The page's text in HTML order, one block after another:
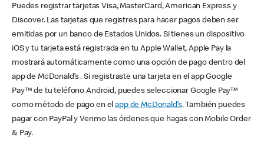
Puedes registrar tarjetas Visa, MasterCard, American Express y
Discover. Las tarjetas que registres para hacer pagos deben ser
emitidas por un banco de Estados Unidos. Si tienes un dispositivo
iOS y tu tarjeta está registrada en tu Apple Wallet, Apple Pay la
mostrará automáticamente como una opción de pago dentro del
app de McDonald’s . Si registraste una tarjeta en el app Google
Pay™ de tu teléfono Android, puedes seleccionar Google Pay™
como método de pago en elapp de McDonald’s. También puedes
pagar con PayPal y Venmo las órdenes que hagas con Mobile Order
& Pay.